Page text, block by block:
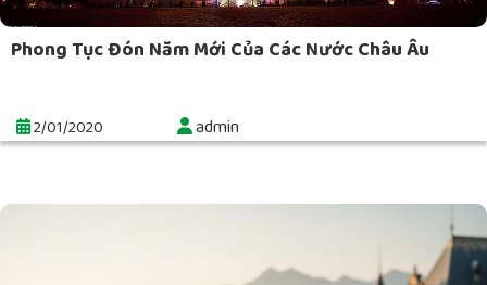
Phong Tục Đón Năm Mới Của Các Nước Châu Âu
2/01/2020 admin